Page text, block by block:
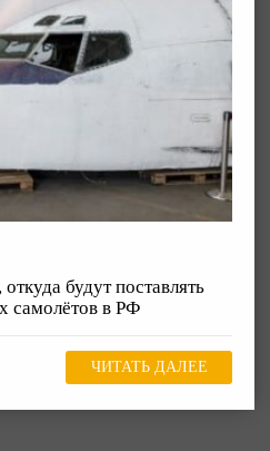
будут поставлять
самолётов в РФ
ЧИТАТЬ ДАЛЕЕ